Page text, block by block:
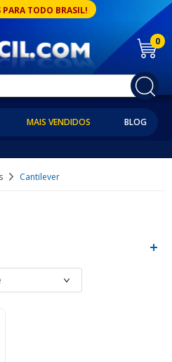
PARA TODO BRASIL!
0
MAIS VENDIDOS BLOG
Cantilever